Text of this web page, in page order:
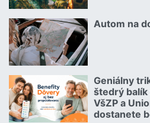
Autom na
02.07.2026 |
Geniálny
štedrý balík
VšZP a
dostanete
06.07.2026 |